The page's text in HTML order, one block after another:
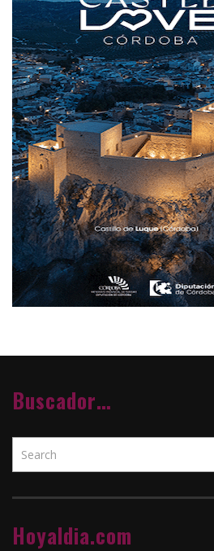
Buscador…
Hoyaldia.com